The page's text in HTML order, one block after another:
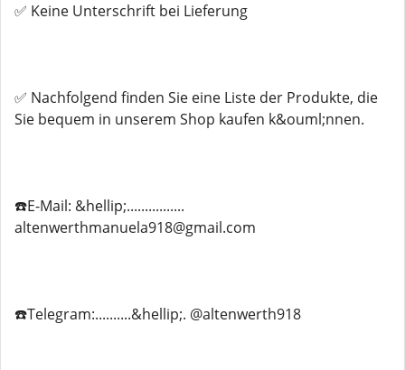
✅ Keine Unterschrift bei Lieferung
✅ Nachfolgend finden Sie eine Liste der Produkte, die
Sie bequem in unserem Shop kaufen k&ouml;nnen.
☎️E-Mail: &hellip;................
altenwerthmanuela918@gmail.com
☎️Telegram:..........&hellip;. @altenwerth918